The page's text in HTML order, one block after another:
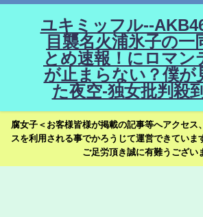
ユキミッフル--
目襲名火浦氷子の一
とめ速報！にロマン
が止まらない？僕が
た夜空-独女批判殺
腐女子＜お客様皆様が掲載の記事等へアクセス
スを利用される事でかろうじて運営できていま
ご足労頂き誠に有難うござい